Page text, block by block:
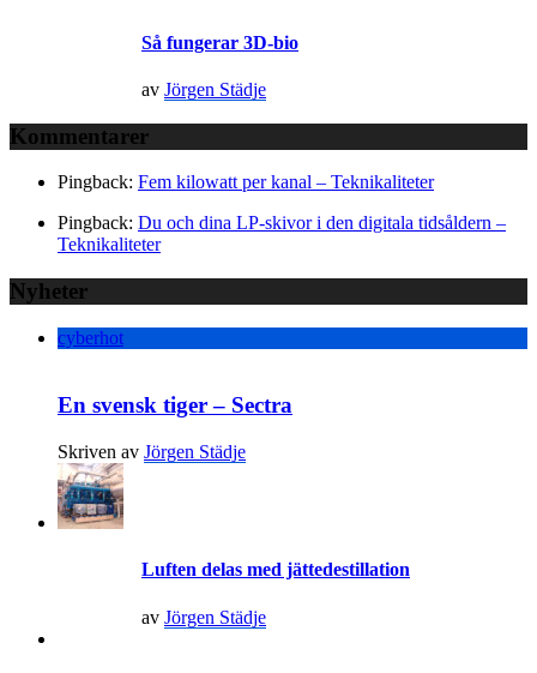
Så fungerar 3D-bio
av Jörgen Städje
Kommentarer
Pingback: Fem kilowatt per kanal – Teknikaliteter
Pingback: Du och dina LP-skivor i den digitala tidsåldern –
Teknikaliteter
Nyheter
cyberhot
En svensk tiger – Sectra
Skriven av Jörgen Städje
Luften delas med jättedestillation
av Jörgen Städje